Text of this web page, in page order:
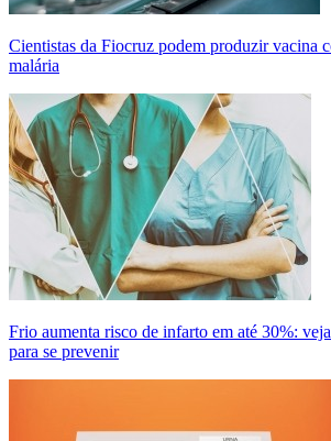
Cientistas da Fiocruz podem produzir vacina
malária
Frio aumenta risco de infarto em até 30%:
para se prevenir